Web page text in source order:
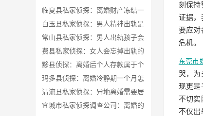
刻保持
证据，
要应对
危机。
东莞市
哭，为
现更是
不切实
不仅出
临夏县私家侦探：离婚财产冻结一
般多长时间
白玉县私家侦探：男人精神出轨是
动情吗
常山县私家侦探：男人出轨孩子会
恨他吗
费县私家侦探：女人会忘掉出轨的
过程吗
黟县侦探：离婚后个人存款属于个
人财产吗
玛多县侦探：离婚冷静期一个月怎
么算
清流县私家侦探：异地离婚需要居
住证吗
宜城市私家侦探调查公司：离婚的